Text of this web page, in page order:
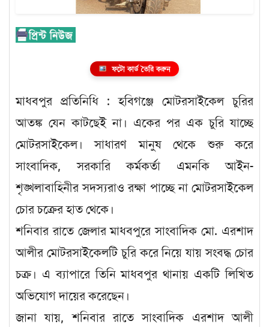
ফটো কার্ড তৈরি করুন
মাধবপুর প্রতিনিধি : হবিগঞ্জে মোটরসাইকেল চুরির
আতঙ্ক যেন কাটছেই না। একের পর এক চুরি যাচ্ছে
মোটরসাইকেল। সাধারণ মানুষ থেকে শুরু করে
সাংবাদিক, সরকারি কর্মকর্তা এমনকি আইন-
শৃঙ্খলাবাহিনীর সদস্যরাও রক্ষা পাচ্ছে না মোটরসাইকেল
চোর চক্রের হাত থেকে।
শনিবার রাতে জেলার মাধবপুরে সাংবাদিক মো. এরশাদ
আলীর মোটরসাইকেলটি চুরি করে নিয়ে যায় সংবদ্ধ চোর
চক্র। এ ব্যাপারে তিনি মাধবপুর থানায় একটি লিখিত
অভিযোগ দায়ের করেছেন।
জানা যায়, শনিবার রাতে সাংবাদিক এরশাদ আলী